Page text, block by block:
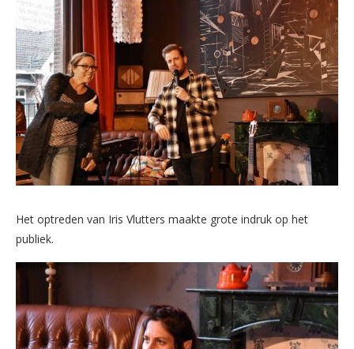
Het optreden van Iris Vlutters maakte grote indruk op het
publiek.